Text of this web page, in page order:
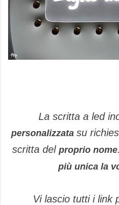
La scritta a led
personalizzata su
scritta del proprio nome
più unica la
Vi lascio tutti i link